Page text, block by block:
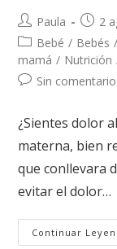
Paula
2
Bebé / Bebés /
mamá / Nutrición
Sin
¿Sientes dolor
materna, bien
que conllevara
evitar el dolor…
Continuar